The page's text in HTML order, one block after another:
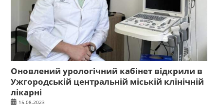
Оновлений урологічний кабінет відкрили в
Ужгородській центральній міській клінічній
лікарні
15.08.2023